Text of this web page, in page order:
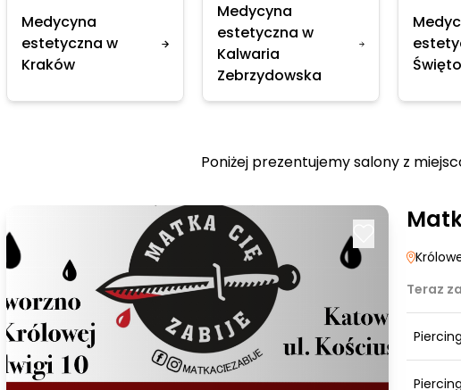
Medycyna
estetyczna w
Kraków
Medycyna
estetyczna w
Kalwaria
Zebrzydowska
Poniżej prezentujemy salony z
Teraz